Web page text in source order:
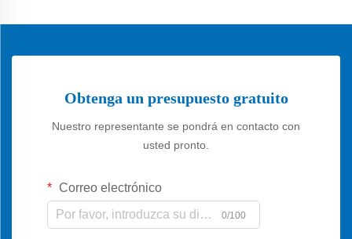
Obtenga un presupuesto gratuito
Nuestro representante se pondrá en contacto con
usted pronto.
Correo electrónico
0/100